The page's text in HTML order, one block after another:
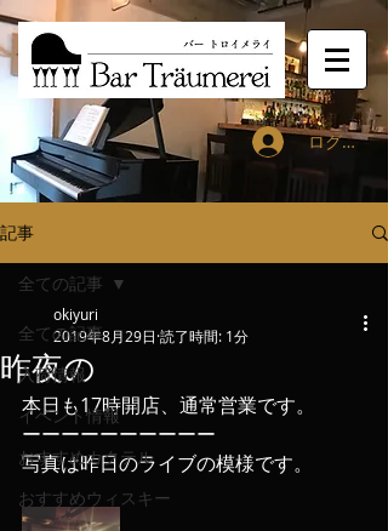
ログイン
記事
全ての記事
入荷情報
イベント情報
おすすめカクテル
おすすめウィスキー
全ての記事
昨夜の
okiyuri
2019年8月29日 読了時間: 1分
本日も17時開店、通常営業です。
ーーーーーーーーーー
写真は昨日のライブの模様です。